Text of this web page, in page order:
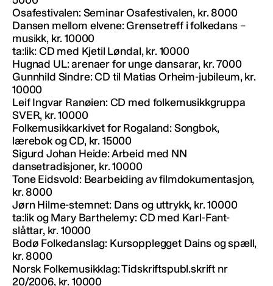
Osafestivalen: Seminar Osafestivalen, kr. 8000
Dansen mellom elvene: Grensetreff i folkedans –
musikk, kr. 10000
ta:lik: CD med Kjetil Løndal, kr. 10000
Hugnad UL: arenaer for unge dansarar, kr. 7000
Gunnhild Sindre: CD til Matias Orheim-jubileum, kr.
10000
Leif Ingvar Ranøien: CD med folkemusikkgruppa
SVER, kr. 10000
Folkemusikkarkivet for Rogaland: Songbok,
lærebok og CD, kr. 15000
Sigurd Johan Heide: Arbeid med NN
dansetradisjoner, kr. 10000
Tone Eidsvold: Bearbeiding av filmdokumentasjon,
kr. 8000
Jørn Hilme-stemnet: Dans og uttrykk, kr. 10000
ta:lik og Mary Barthelemy: CD med Karl-Fant-
slåttar, kr. 10000
Bodø Folkedanslag: Kursopplegget Dains og spæll,
kr. 8000
Norsk Folkemusikklag: Tidskriftspubl.skrift nr
20/2006, kr. 10000